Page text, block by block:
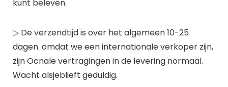
kunt beleven.
▷ De verzendtijd is over het algemeen 10-25
dagen. omdat we een internationale verkoper zijn,
zijn Ocnale vertragingen in de levering normaal.
Wacht alsjeblieft geduldig.